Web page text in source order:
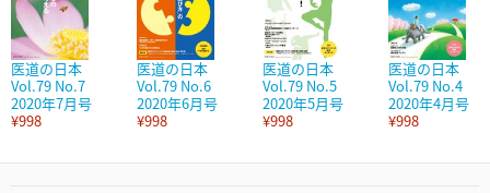
医道の日本
Vol.79 No.7
2020年7月号
¥998
医道の日本
Vol.79 No.6
2020年6月号
¥998
医道の日本
Vol.79 No.5
2020年5月号
¥998
医道の日本
Vol.79 No.4
2020年4月号
¥998